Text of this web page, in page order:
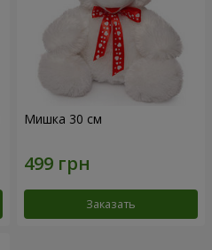
Мишка 30 см
Заказать